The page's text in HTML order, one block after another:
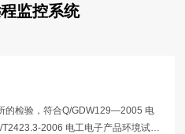
监控系统
的检验，符合Q/GDW129—2005 电
2006 电工电子产品环境试